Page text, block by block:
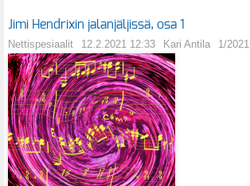
Jimi Hendrixin jalanjäljissä, osa 1
Nettispesiaalit 12.2.2021 12:33 Kari Antila 1/2021